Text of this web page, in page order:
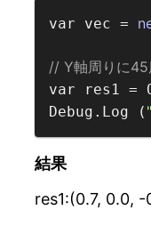
var vec =
// Y軸周りに45
var res1 =
Debug.Log (
結果
res1:(0.7, 0.0, -